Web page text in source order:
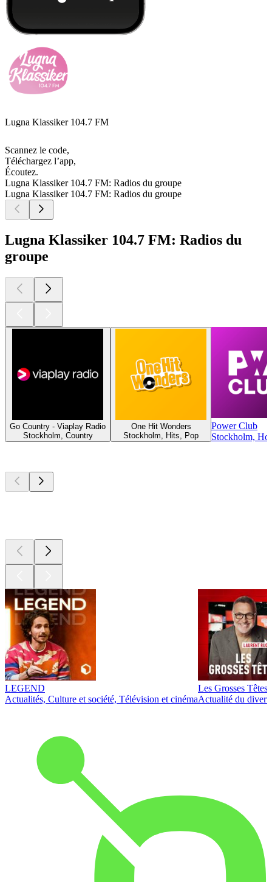
Lugna Klassiker 104.7 FM
Scannez le code,
Téléchargez l’app,
Écoutez.
Lugna Klassiker 104.7 FM: Radios du groupe
Lugna Klassiker 104.7 FM: Radios du groupe
Lugna Klassiker 104.7 FM: Radios du
groupe
Go Country - Viaplay Radio
Stockholm, Country
One Hit Wonders
Stockholm, Hits, Pop
Power Club
Stockholm,
LEGEND
Actualités, Culture et société, Télévision et cinéma
Les Grosses Têtes
Actualité du